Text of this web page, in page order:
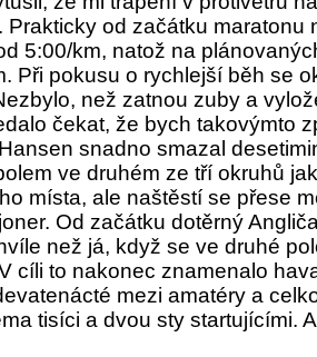
Prakticky od začátku maratonu
5:00/km, natož na
Při pokusu o rychlejší běh se
než zatnou zuby a
čekat, že bych takovýmto
snadno smazal
ve druhém ze tří okruhů
místa, ale naštěstí se přese
Od začátku dotěrný
než já, když se ve druhé
cíli to nakonec znamenalo
mezi amatéry a
tisíci a dvou sty startujícími.